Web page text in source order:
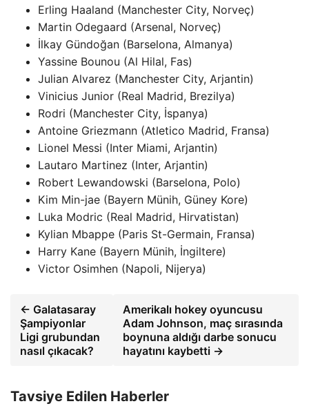
Erling Haaland (Manchester City, Norveç)
Martin Odegaard (Arsenal, Norveç)
İlkay Gündoğan (Barselona, ​​​​Almanya)
Yassine Bounou (Al Hilal, Fas)
Julian Alvarez (Manchester City, Arjantin)
Vinicius Junior (Real Madrid, Brezilya)
Rodri (Manchester City, İspanya)
Antoine Griezmann (Atletico Madrid, Fransa)
Lionel Messi (Inter Miami, Arjantin)
Lautaro Martinez (Inter, Arjantin)
Robert Lewandowski (Barselona, ​​​​Polo)
Kim Min-jae (Bayern Münih, Güney Kore)
Luka Modric (Real Madrid, Hirvatistan)
Kylian Mbappe (Paris St-Germain, Fransa)
Harry Kane (Bayern Münih, İngiltere)
Victor Osimhen (Napoli, Nijerya)
← Galatasaray
Şampiyonlar
Ligi grubundan
nasıl çıkacak?
Amerikalı hokey oyuncusu
Adam Johnson, maç sırasında
boynuna aldığı darbe sonucu
hayatını kaybetti →
Tavsiye Edilen Haberler